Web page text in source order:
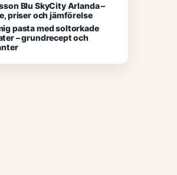
Blu SkyCity Arlanda –
priser och jämförelse
pasta med soltorkade
– grundrecept och